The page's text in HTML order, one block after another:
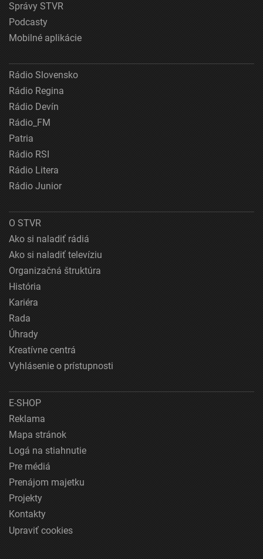
Správy STVR
Podcasty
Mobilné aplikácie
Rádio Slovensko
Rádio Regina
Rádio Devín
Rádio_FM
Patria
Rádio RSI
Rádio Litera
Rádio Junior
O STVR
Ako si naladiť rádiá
Ako si naladiť televíziu
Organizačná štruktúra
História
Kariéra
Rada
Úhrady
Kreatívne centrá
Vyhlásenie o prístupnosti
E-SHOP
Reklama
Mapa stránok
Logá na stiahnutie
Pre médiá
Prenájom majetku
Projekty
Kontakty
Upraviť cookies